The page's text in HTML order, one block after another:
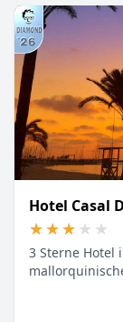
Hotel Casal
★★★★★
★★★★★
3 Sterne Hotel